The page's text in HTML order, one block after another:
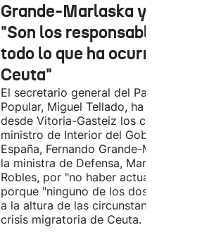
Grande-Marlaska y
"Son los responsables de
todo lo que ha ocurrido en
Ceuta"
El secretario general del Partido
Popular, Miguel Tellado, ha exigido
desde Vitoria-Gasteiz los ceses del
ministro de Interior del Gobierno de
España, Fernando Grande-Marlaska, y
la ministra de Defensa, Margarita
Robles, por "no haber actuado" y
porque "ninguno de los dos ha
a la altura de las circunstancias" ante
crisis migratoria de Ceuta.